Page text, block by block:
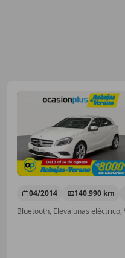
04/2014 140.990 km